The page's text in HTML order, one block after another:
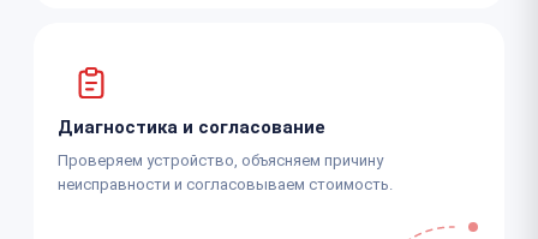
Диагностика и согласование
Проверяем устройство, объясняем причину
неисправности и согласовываем стоимость.